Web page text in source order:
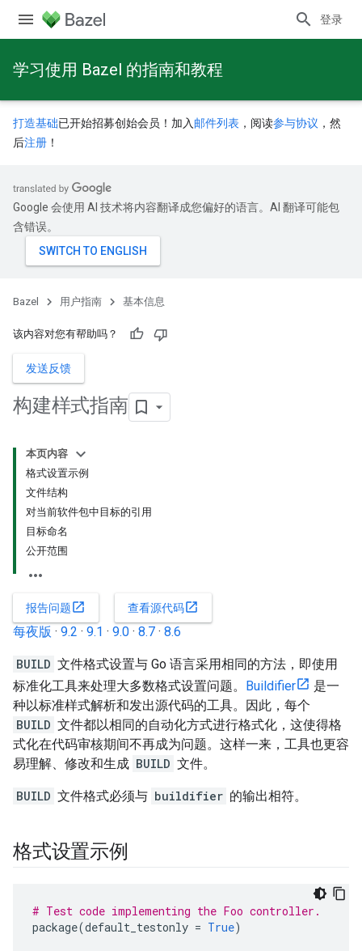
登录
学习使用 Bazel 的指南和教程
打造基础已开始招募创始会员！加入 邮件列表 ，阅读参与协议 ，然
后注册 ！
Google 会使用 AI 技术将内容翻译成您偏好的语言。AI 翻译可能包
含错误。
Bazel 用户指南 基本信息
该内容对您有帮助吗？
发送反馈
构建样式指南
本页内容
格式设置示例
文件结构
对当前软件包中目标的引用
目标命名
公开范围
报告问题open_in_new 查看源代码open_in_new
每夜版 · 9.2 · 9.1 · 9.0 · 8.7 · 8.6
BUILD 文件格式设置与 Go 语言采用相同的方法，即使用
标准化工具来处理大多数格式设置问题。 Buildifier
是一
种以标准样式解析和发出源代码的工具。因此，每个
BUILD 文件都以相同的自动化方式进行格式化，这使得格
式化在代码审核期间不再成为问题。这样一来，工具也更容
易理解、修改和生成 BUILD 文件。
BUILD 文件格式必须与 buildifier 的输出相符。
格式设置示例
# Test code implementing the Foo controller.
package(default_testonly = True)